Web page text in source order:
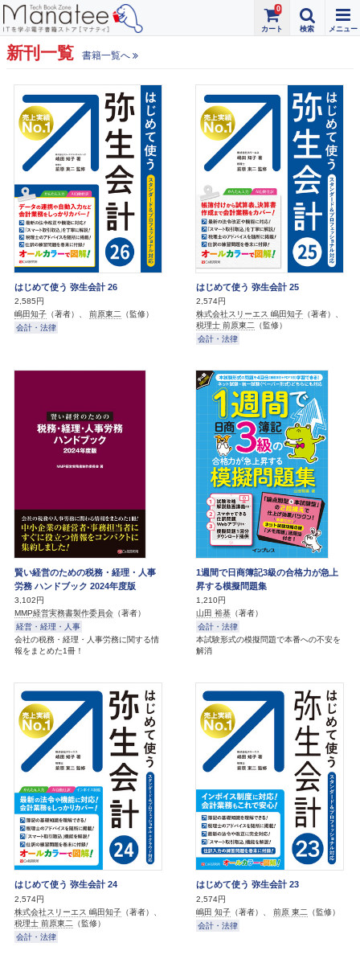
0
新刊一覧 書籍一覧へ
はじめて使う 弥生会計 26
2,585円
嶋田知子 （著者）、 前原東二 （監修）
会計・法律
はじめて使う 弥生会計 25
2,574円
株式会社スリーエス 嶋田知子 （著者）、
税理士 前原東二 （監修）
会計・法律
賢い経営のための税務・経理・人事
労務 ハンドブック 2024年度版
3,102円
MMP経営実務書製作委員会 （著者）
経営・経理・人事
会社の税務・経理・人事労務に関する情
報をまとめた1冊！
1週間で日商簿記3級の合格力が急上
昇する模擬問題集
1,210円
山田 裕基 （著者）
会計・法律
本試験形式の模擬問題で本番への不安を
解消
はじめて使う 弥生会計 24
2,574円
株式会社スリーエス 嶋田知子 （著者）、
税理士 前原東二 （監修）
会計・法律
はじめて使う 弥生会計 23
2,574円
嶋田 知子 （著者）、 前原 東二 （監修）
会計・法律